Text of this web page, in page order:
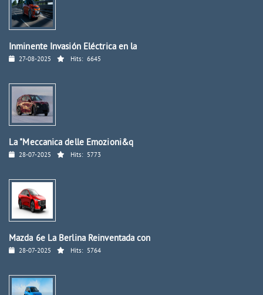
Inminente Invasión Eléctrica en la
27-08-2025 Hits: 6645
La "Meccanica delle Emozioni&q
28-07-2025 Hits: 5773
Mazda 6e La Berlina Reinventada con
28-07-2025 Hits: 5764